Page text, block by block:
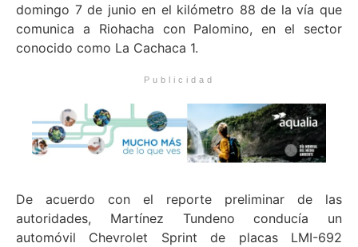
domingo 7 de junio en el kilómetro 88 de la vía que
comunica a Riohacha con Palomino, en el sector
conocido como La Cachaca 1.
Publicidad
De acuerdo con el reporte preliminar de las
autoridades, Martínez Tundeno conducía un
automóvil Chevrolet Sprint de placas LMI-692